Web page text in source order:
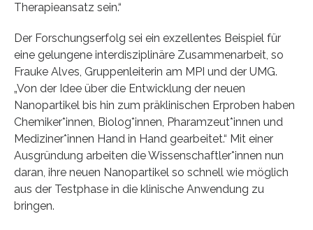
Therapieansatz sein.“
Der Forschungserfolg sei ein exzellentes Beispiel für
eine gelungene interdisziplinäre Zusammenarbeit, so
Frauke Alves, Gruppenleiterin am MPI und der UMG.
„Von der Idee über die Entwicklung der neuen
Nanopartikel bis hin zum präklinischen Erproben haben
Chemiker*innen, Biolog*innen, Pharamzeut*innen und
Mediziner*innen Hand in Hand gearbeitet.“ Mit einer
Ausgründung arbeiten die Wissenschaftler*innen nun
daran, ihre neuen Nanopartikel so schnell wie möglich
aus der Testphase in die klinische Anwendung zu
bringen.